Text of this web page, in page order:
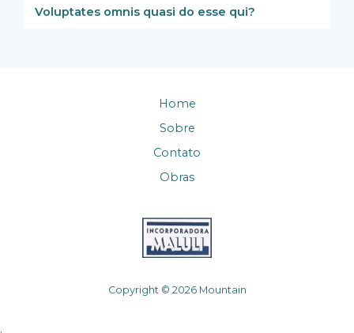
Voluptates omnis quasi do esse qui?
Home
Sobre
Contato
Obras
Copyright © 2026 Mountain